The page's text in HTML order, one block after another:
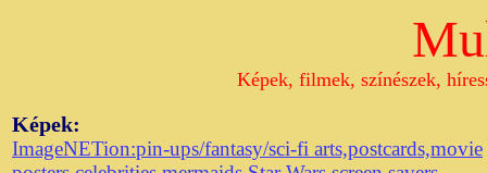
Képek, filmek, színészek,
Képek:
ImageNETion:pin-ups/fantasy/sci-fi arts,postcards,movie